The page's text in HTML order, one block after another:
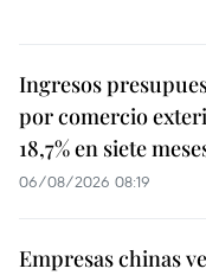
Ingresos
por comercio
18,7% en siete
06/08/2026 08:19
Empresas chinas